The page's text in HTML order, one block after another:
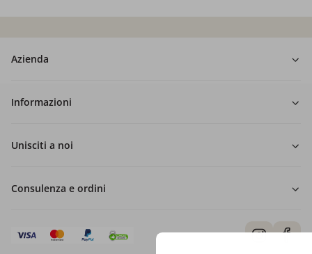
Azienda
Informazioni
Unisciti a noi
Consulenza e ordini